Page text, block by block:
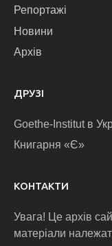
Репортажі
Новини
Архів
ДРУЗІ
Goethe-Institut в
Книгарня «Є»
КОНТАКТИ
Увага! Це архів
матеріали